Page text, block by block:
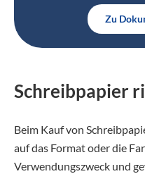
Zu
Schreibpapier
Beim Kauf von
auf das Format oder die
Verwendungszweck und